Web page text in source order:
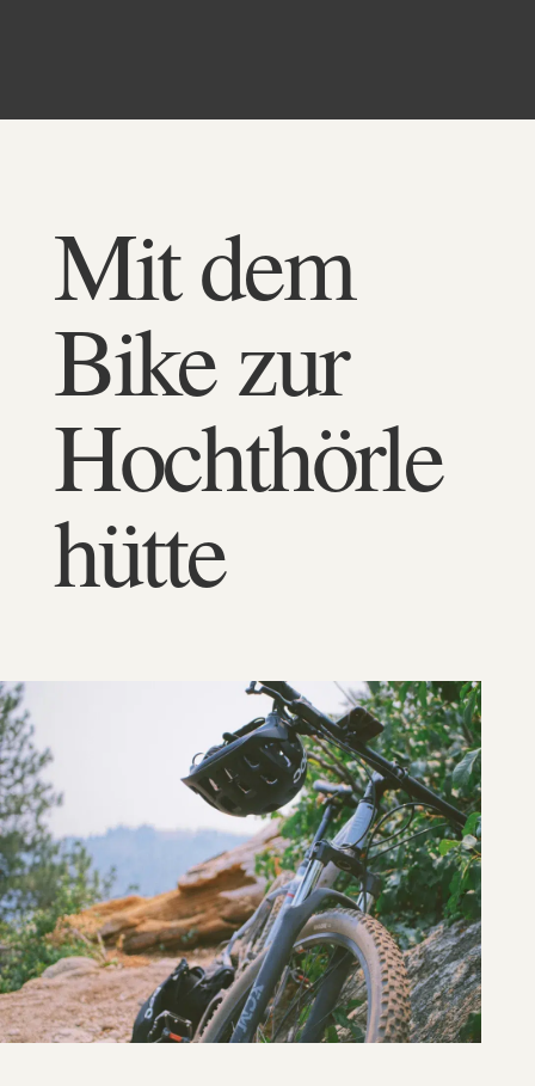
Mit dem
Bike zur
Hochthörle
hütte